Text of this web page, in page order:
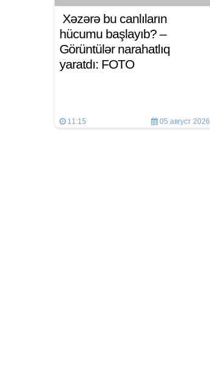
Xəzərə bu canlıların
hücumu başlayıb? –
Görüntülər narahatlıq
yaratdı: FOTO
11:15 05 август 2026